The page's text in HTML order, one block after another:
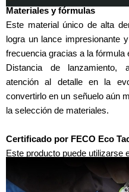
Materiales y fórmulas
Este material único de alta
logra un lance impresionante
frecuencia gracias a la fórmula
Distancia de lanzamiento,
atención al detalle en la
convertirlo en un señuelo aún
la selección de materiales.
Certificado por FECO Eco
Este producto puede utilizarse